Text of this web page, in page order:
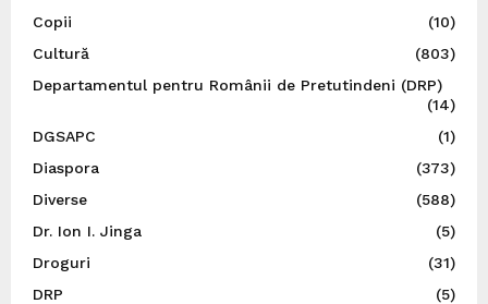
Copii
(10)
Cultură
(803)
Departamentul pentru Românii de Pretutindeni (DRP)
(14)
DGSAPC
(1)
Diaspora
(373)
Diverse
(588)
Dr. Ion I. Jinga
(5)
Droguri
(31)
DRP
(5)